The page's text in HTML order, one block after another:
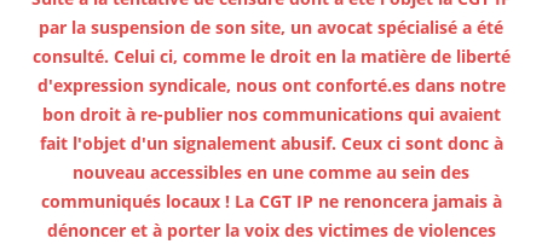
par la suspension de son site, un avocat spécialisé a été
consulté. Celui ci, comme le droit en la matière de liberté
d'expression syndicale, nous ont conforté.es dans notre
bon droit à re-publier nos communications qui avaient
fait l'objet d'un signalement abusif. Ceux ci sont donc à
nouveau accessibles en une comme au sein des
communiqués locaux ! La CGT IP ne renoncera jamais à
dénoncer et à porter la voix des victimes de violences